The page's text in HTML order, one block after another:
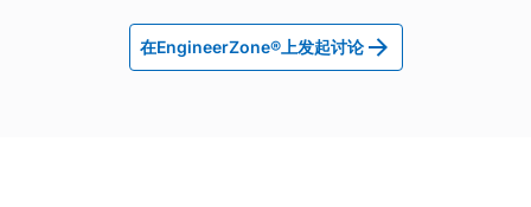
在EngineerZone®上发起讨论